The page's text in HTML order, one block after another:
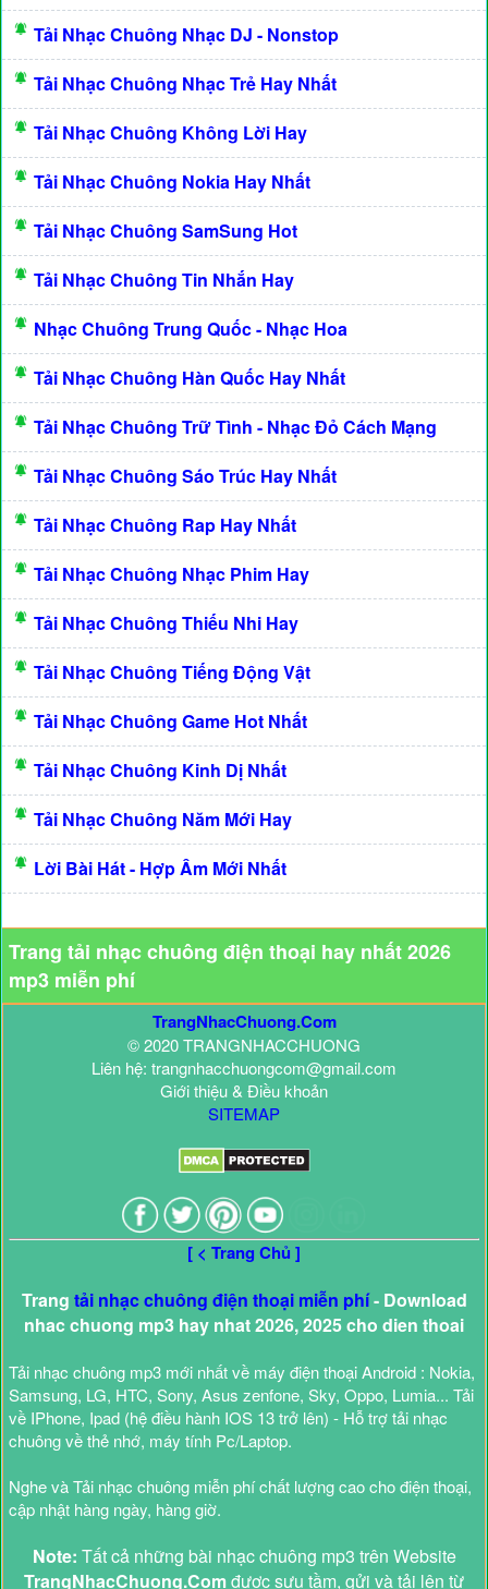
Tải Nhạc Chuông Nhạc DJ - Nonstop
Tải Nhạc Chuông Nhạc Trẻ Hay Nhất
Tải Nhạc Chuông Không Lời Hay
Tải Nhạc Chuông Nokia Hay Nhất
Tải Nhạc Chuông SamSung Hot
Tải Nhạc Chuông Tin Nhắn Hay
Nhạc Chuông Trung Quốc - Nhạc Hoa
Tải Nhạc Chuông Hàn Quốc Hay Nhất
Tải Nhạc Chuông Trữ Tình - Nhạc Đỏ Cách Mạng
Tải Nhạc Chuông Sáo Trúc Hay Nhất
Tải Nhạc Chuông Rap Hay Nhất
Tải Nhạc Chuông Nhạc Phim Hay
Tải Nhạc Chuông Thiếu Nhi Hay
Tải Nhạc Chuông Tiếng Động Vật
Tải Nhạc Chuông Game Hot Nhất
Tải Nhạc Chuông Kinh Dị Nhất
Tải Nhạc Chuông Năm Mới Hay
Lời Bài Hát - Hợp Âm Mới Nhất
Trang tải nhạc chuông điện thoại hay nhất 2026
mp3 miễn phí
TrangNhacChuong.Com
© 2020 TRANGNHACCHUONG
Liên hệ: trangnhacchuongcom@gmail.com
Giới thiệu & Điều khoản
SITEMAP
[ < Trang Chủ ]
Trang tải nhạc chuông điện thoại miễn phí- Download
nhac chuong mp3 hay nhat 2026, 2025 cho dien thoai
Tải nhạc chuông mp3 mới nhất về máy điện thoại Android : Nokia,
Samsung, LG, HTC, Sony, Asus zenfone, Sky, Oppo, Lumia... Tải
về IPhone, Ipad (hệ điều hành IOS 13 trở lên) - Hỗ trợ tải nhạc
chuông về thẻ nhớ, máy tính Pc/Laptop.
Nghe và Tải nhạc chuông miễn phí chất lượng cao cho điện thoại,
cập nhật hàng ngày, hàng giờ.
Note: Tất cả những bài nhạc chuông mp3 trên Website
TrangNhacChuong.Comđược sưu tầm, gửi và tải lên từ